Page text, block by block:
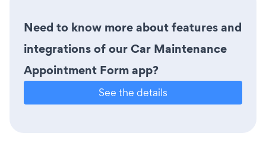
Need to know more about features and
integrations of our Car Maintenance
Appointment Form app?
See the details